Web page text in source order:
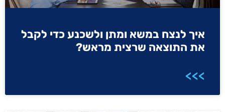
איך לנצח במשא ומתן ולשכנע כדי לקבל
את התוצאה שרצית מראש?
>>>